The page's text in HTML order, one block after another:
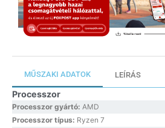
MŰSZAKI ADATOK LEÍRÁS
Processzor
Processzor gyártó: AMD
Processzor típus: Ryzen 7